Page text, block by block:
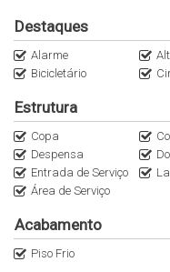
02 Bistrô Paris 6
03 DOM
04 Lellis Tratoria
06 Jam Jardins
07 Gero
08 Ristorantino
09 Shops Jardins
10 Zucco
11 Piselli Jardins
12 Rua Oscar Freire
13 Parque Ibirapuera
Destaques
Alarme
Bicicletário
Estrutura
Copa
Despensa
Entrada de Serviço
Área de Serviço
Acabamento
Piso Frio